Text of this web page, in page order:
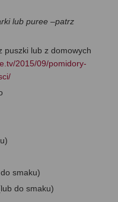
lub puree –patrz
puszki lub z domowych
2015/09/pomidory-
smaku)
do smaku)